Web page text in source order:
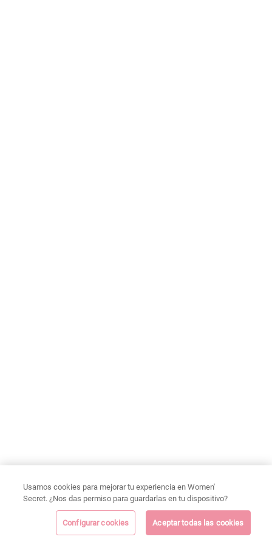
Usamos cookies para mejorar tu experiencia en Women'
Secret. ¿Nos das permiso para guardarlas en tu dispositivo?
Configurar cookies Aceptar todas las cookies